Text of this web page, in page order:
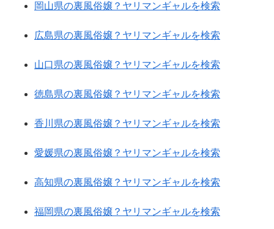
岡山県の裏風俗嬢？ヤリマンギャルを検索
広島県の裏風俗嬢？ヤリマンギャルを検索
山口県の裏風俗嬢？ヤリマンギャルを検索
徳島県の裏風俗嬢？ヤリマンギャルを検索
香川県の裏風俗嬢？ヤリマンギャルを検索
愛媛県の裏風俗嬢？ヤリマンギャルを検索
高知県の裏風俗嬢？ヤリマンギャルを検索
福岡県の裏風俗嬢？ヤリマンギャルを検索